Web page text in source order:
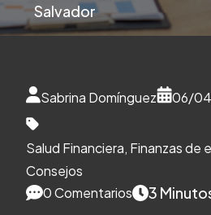
Salvador
Sabrina Domínguez 06/
Salud Financiera, Finanzas de
Consejos
0 Comentarios
3